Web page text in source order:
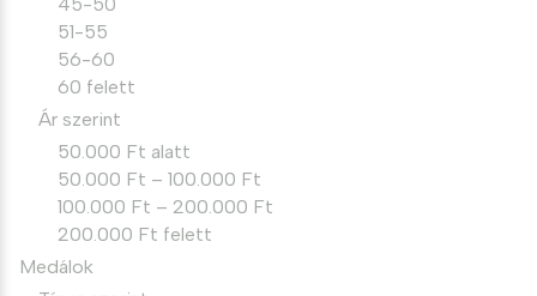
51-55
56-60
60 felett
Ár szerint
50.000 Ft alatt
50.000 Ft – 100.000 Ft
100.000 Ft – 200.000 Ft
200.000 Ft felett
Medálok